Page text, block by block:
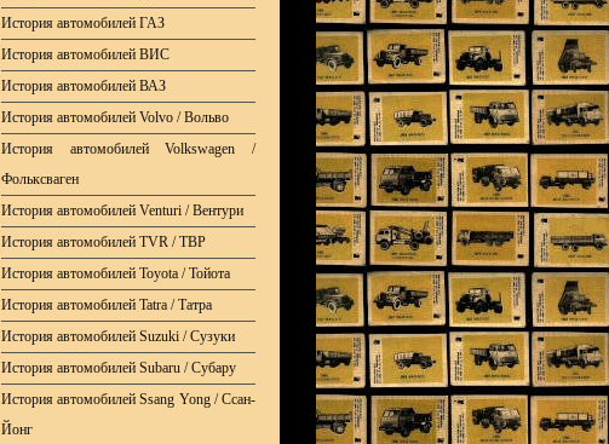
История автомобилей ГАЗ
История автомобилей ВИС
История автомобилей ВАЗ
История автомобилей Volvo / Вольво
История автомобилей Volkswagen /
Фольксваген
История автомобилей Venturi / Вентури
История автомобилей TVR / ТВР
История автомобилей Toyota / Тойота
История автомобилей Tatra / Татра
История автомобилей Suzuki / Сузуки
История автомобилей Subaru / Субару
История автомобилей Ssang Yong / Ссан-
Йонг